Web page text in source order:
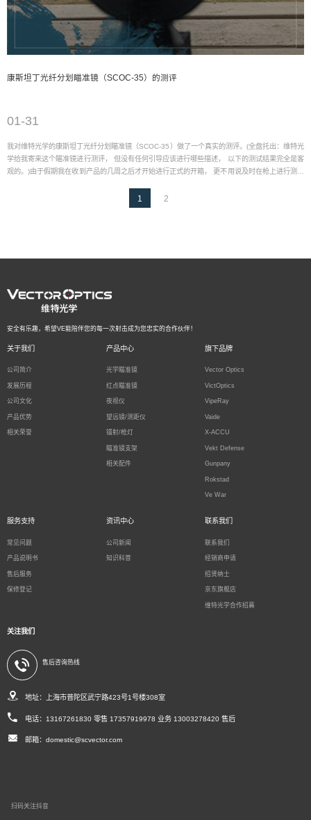
康斯坦丁光纤分划瞄准镜（SCOC-35）的测评
01-31
我对维特光学的康斯坦丁光纤分划瞄准镜（SCOC-35）做了一个真实的测评。(全盘托出：维特光
学给我寄来这个瞄准镜进行测评， 但没有任何引导应该进行哪些描述， 以下的测试结果完全是客
观的。)由于假期我在收到产品的几周之后才开始进行正式的开箱， 更不用说及时在枪上进行测试
1 2
安全有乐趣，希望VE能陪伴您的每一次射击成为您忠实的合作伙伴！
关于我们
公司简介
发展历程
公司文化
产品优势
相关荣誉
产品中心
光学瞄准镜
红点瞄准镜
夜视仪
望远镜/测距仪
镭射/枪灯
瞄准镜支架
相关配件
旗下品牌
Vector Optics
VictOptics
VipeRay
Vaide
X-ACCU
Vekt Defense
Gunpany
Rokstad
Ve War
服务支持
常见问题
产品说明书
售后服务
保修登记
资讯中心
公司新闻
知识科普
联系我们
联系我们
经销商申请
招贤纳士
京东旗舰店
维特光学合作招募
关注我们
售后咨询热线
地址：上海市普陀区武宁路423号1号楼308室
电话：13167261830 零售 17357919978 业务 13003278420 售后
邮箱：domestic@scvector.com
扫码关注抖音